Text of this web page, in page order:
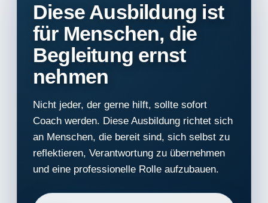
Diese Ausbildung ist
für Menschen, die
Begleitung ernst
nehmen
Nicht jeder, der gerne hilft, sollte sofort
Coach werden. Diese Ausbildung richtet sich
an Menschen, die bereit sind, sich selbst zu
reflektieren, Verantwortung zu übernehmen
und eine professionelle Rolle aufzubauen.